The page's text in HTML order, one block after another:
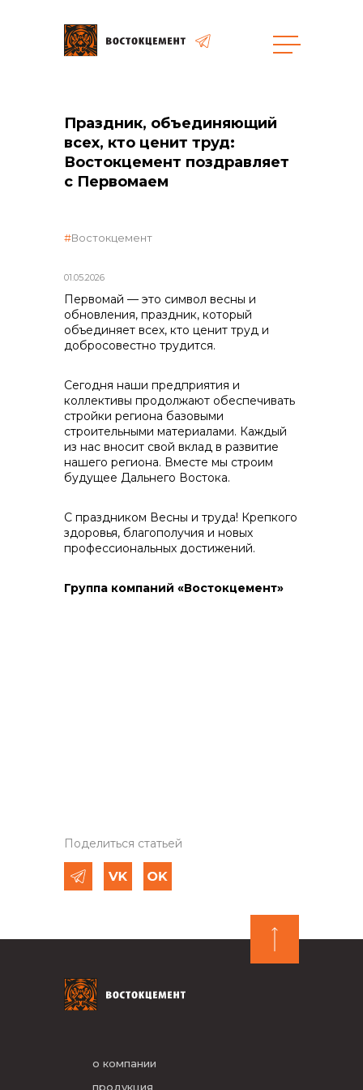
Объекты
общая информация
объявленные закупки
реализация неликвидов
контакты отдела закупок
Контакты
+7 (423) 234 50 50
info@vostokcement.ru
Праздник, объединяющий
всех, кто ценит труд:
Востокцемент поздравляет
с Первомаем
01.05.2026
Востокцемент
Первомай — это символ весны и
обновления, праздник, который
объединяет всех, кто ценит труд и
добросовестно трудится.
Сегодня наши предприятия и
коллективы продолжают обеспечивать
стройки региона базовыми
строительными материалами. Каждый
из нас вносит свой вклад в развитие
нашего региона. Вместе мы строим
будущее Дальнего Востока.
С праздником Весны и труда! Крепкого
здоровья, благополучия и новых
профессиональных достижений.
Группа компаний «Востокцемент»
Поделиться статьей
о компании
продукция